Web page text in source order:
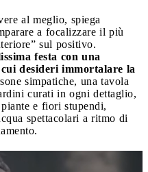
al meglio, spiega
a focalizzare il più
sul positivo.
festa con una
desideri immortalare la
simpatiche, una tavola
curati in ogni dettaglio,
e fiori stupendi,
spettacolari a ritmo di